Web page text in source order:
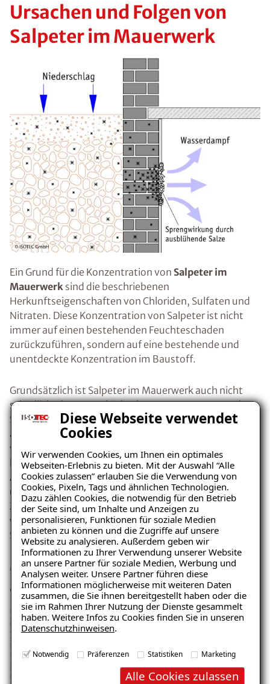
Diese Webseite verwendet
Cookies
Wir verwenden Cookies, um Ihnen ein optimales
Webseiten-Erlebnis zu bieten. Mit der Auswahl “Alle
Cookies zulassen” erlauben Sie die Verwendung von
Cookies, Pixeln, Tags und ähnlichen Technologien.
Dazu zählen Cookies, die notwendig für den Betrieb
der Seite sind, um Inhalte und Anzeigen zu
personalisieren, Funktionen für soziale Medien
anbieten zu können und die Zugriffe auf unsere
Website zu analysieren. Außerdem geben wir
Informationen zu Ihrer Verwendung unserer Website
an unsere Partner für soziale Medien, Werbung und
Analysen weiter. Unsere Partner führen diese
Informationen möglicherweise mit weiteren Daten
zusammen, die Sie ihnen bereitgestellt haben oder die
sie im Rahmen Ihrer Nutzung der Dienste gesammelt
haben. Weitere Infos zu Cookies finden Sie in unseren
Datenschutzhinweisen.
Notwendig Präferenzen Statistiken Marketing
Alle Cookies zulassen
Ursachen und Folgen von
Salpeter im Mauerwerk
Ein Grund für die Konzentration von Salpeter im
Mauerwerk sind die beschriebenen
Herkunftseigenschaften von Chloriden, Sulfaten und
Nitraten. Diese Konzentration von Salpeter ist nicht
immer auf einen bestehenden Feuchteschaden
zurückzuführen, sondern auf eine bestehende und
unentdeckte Konzentration im Baustoff.
Grundsätzlich ist Salpeter im Mauerwerk auch nicht
schädlich, denn zu Schäden kommt es erst, wenn der
Salpeter Feuchtigkeit aufnimmt, daraufhin
auskristallisiert und sich somit ausdehnt. Die Fähigkeit
von Salpeter Luftfeuchtigkeit aufzunehmen,
bezeichnet man hygroskopische Feuchte. Bei der
Auskristallisation vergrößert Salpeter sein Volumen
und lässt somit denPutz abplatzen . Der kristalline
Zustand des Salpeters schlägt sich optisch wie ein
weißer Flaum dar und wird deshalb oft mit
Schimmelpilzen verwechselt.
Mögliche Ursache: Kapillar
aufsteigende Feuchtigkeit
Ratgeber „Sofort-Tipps bei
Salpeter“
– jetzt kostenlos
herunterladen!
E-Mail eingeben